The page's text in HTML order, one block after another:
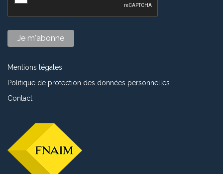
Mentions légales
Politique de protection des données personnelles
Contact